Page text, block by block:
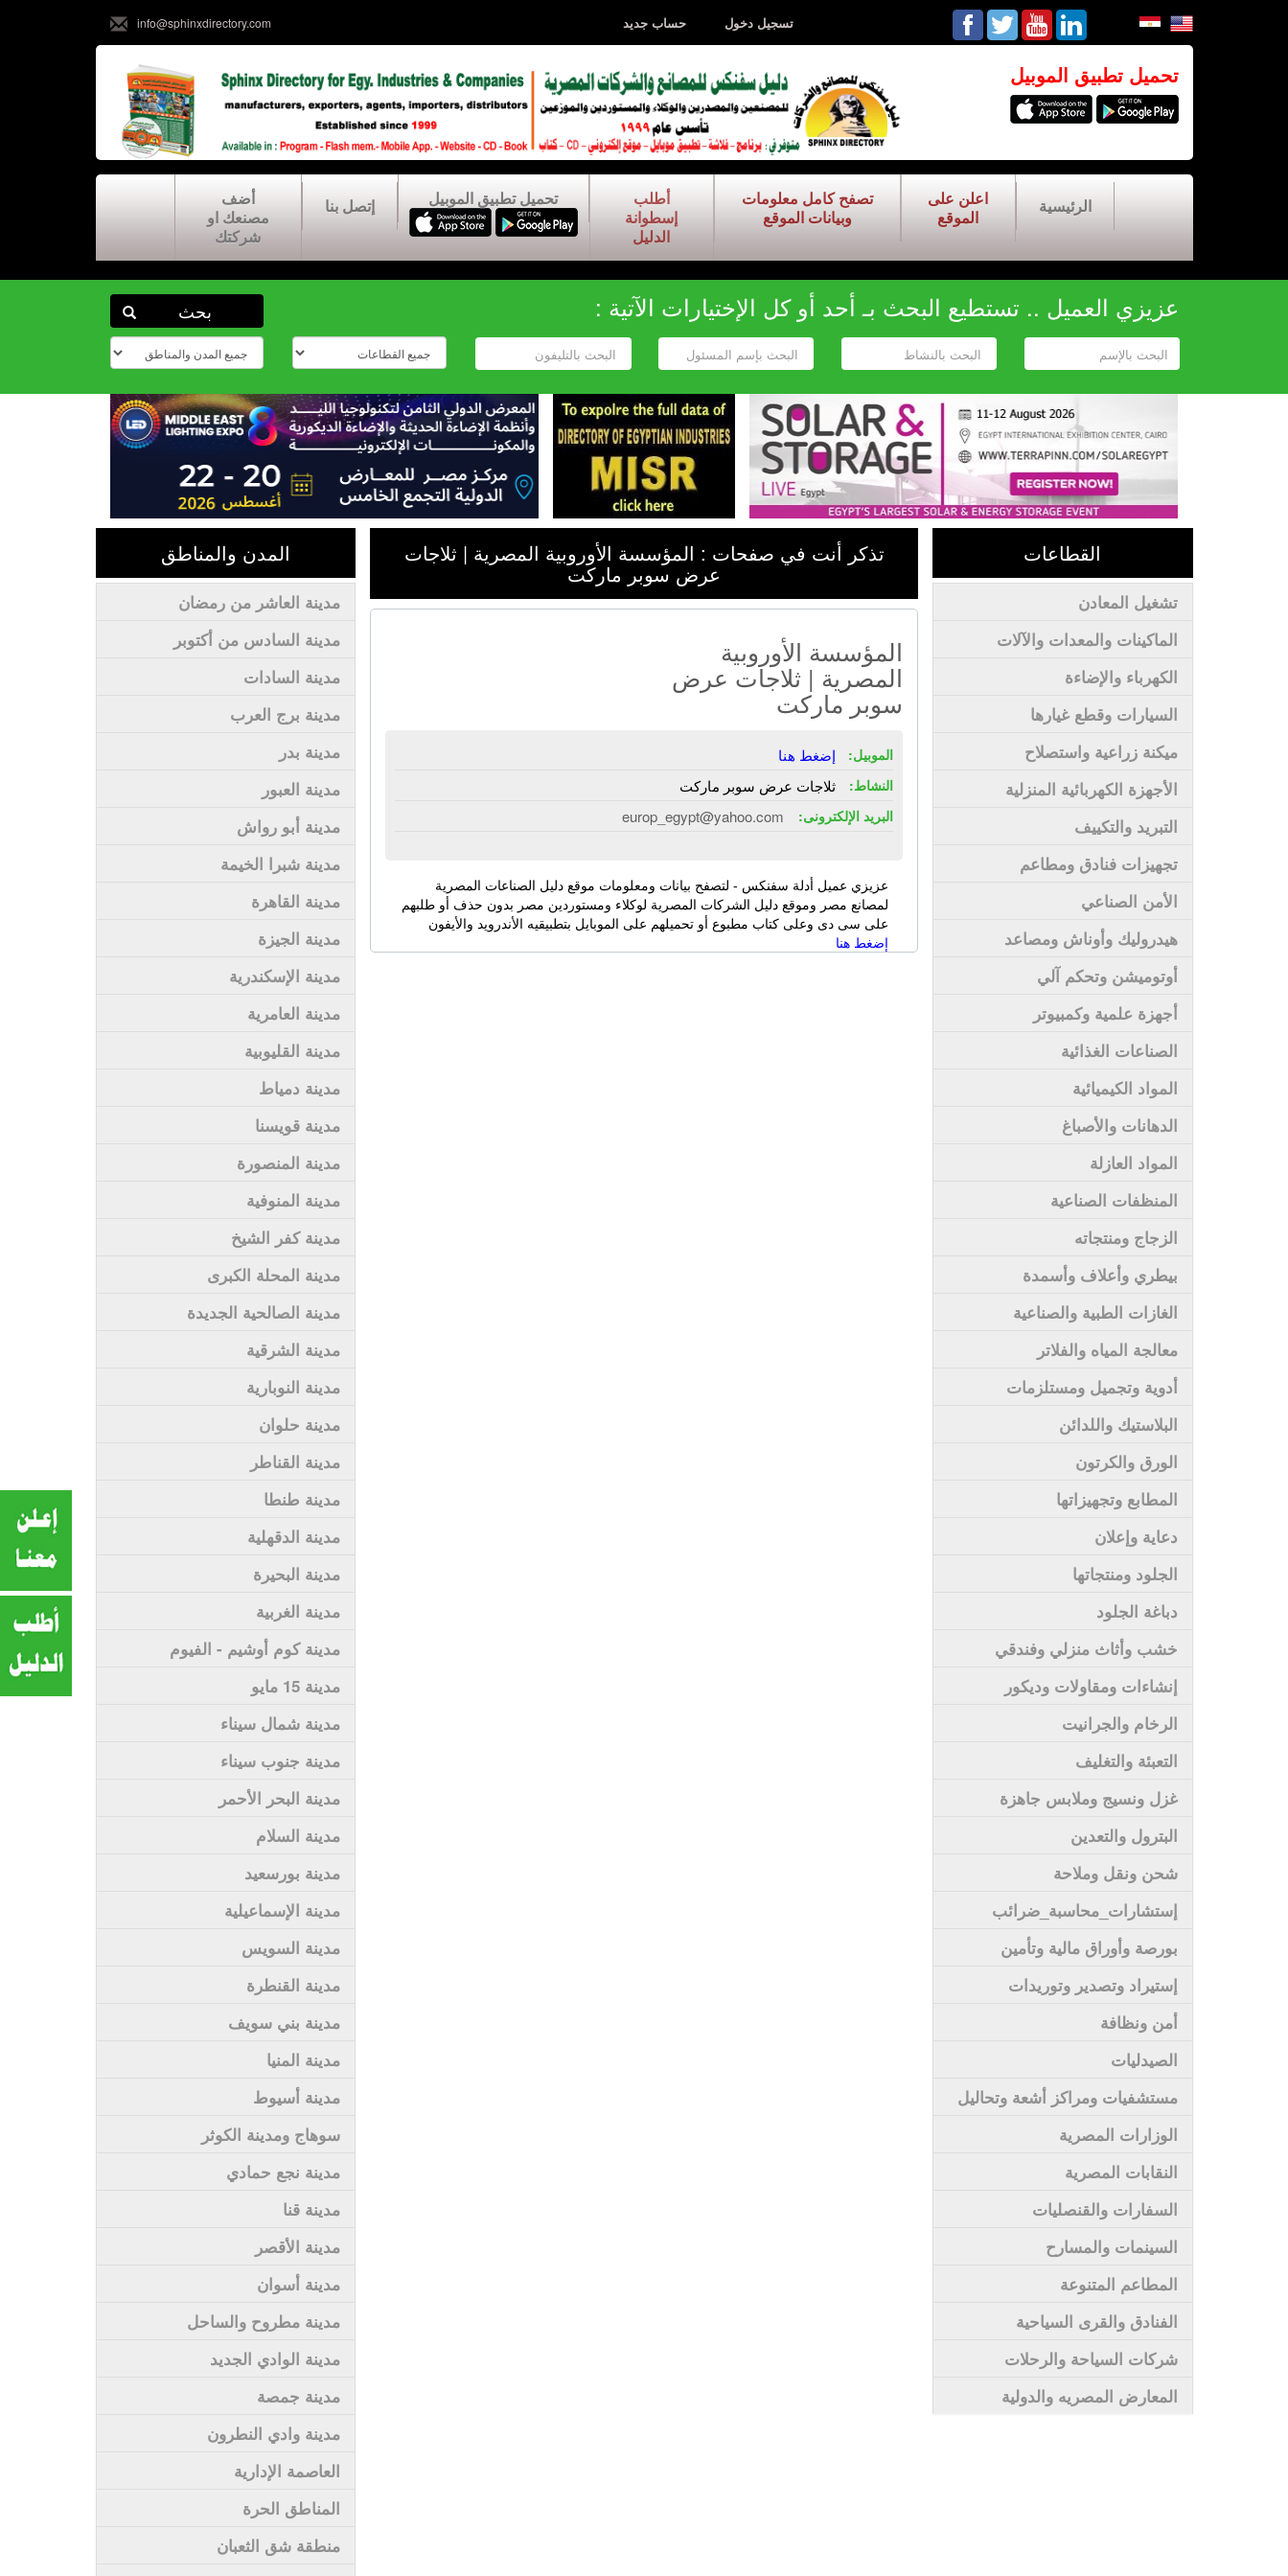
تسجيل دخول حساب جديد info@sphinxdirectory.com
تحميل تطبيق الموبيل
الرئيسية
اعلن على
الموقع
تصفح كامل معلومات
وبيانات الموقع
أطلب
إسطوانة
الدليل
تحميل تطبيق الموبيل إتصل بنا
أضف
مصنعك او
شركتك
عزيزي العميل .. تستطيع البحث بـ أحد أو كل الإختيارات الآتية :
القطاعات
تشغيل المعادن
الماكينات والمعدات والآلات
الكهرباء والإضاءة
السيارات وقطع غيارها
ميكنة زراعية واستصلاح
الأجهزة الكهربائية المنزلية
التبريد والتكييف
تجهيزات فنادق ومطاعم
الأمن الصناعي
هيدروليك وأوناش ومصاعد
أوتوميشن وتحكم آلي
أجهزة علمية وكمبيوتر
الصناعات الغذائية
المواد الكيميائية
الدهانات والأصباغ
المواد العازلة
المنظفات الصناعية
الزجاج ومنتجاته
بيطري وأعلاف وأسمدة
الغازات الطبية والصناعية
معالجة المياه والفلاتر
أدوية وتجميل ومستلزمات
البلاستيك واللدائن
الورق والكرتون
المطابع وتجهيزاتها
دعاية وإعلان
الجلود ومنتجاتها
دباغة الجلود
خشب وأثاث منزلي وفندقي
إنشاءات ومقاولات وديكور
الرخام والجرانيت
التعبئة والتغليف
غزل ونسيج وملابس جاهزة
البترول والتعدين
شحن ونقل وملاحة
إستشارات_محاسبة_ضرائب
بورصة وأوراق مالية وتأمين
إستيراد وتصدير وتوريدات
أمن ونظافة
الصيدليات
مستشفيات ومراكز أشعة وتحاليل
الوزارات المصرية
النقابات المصرية
السفارات والقنصليات
السينمات والمسارح
المطاعم المتنوعة
الفنادق والقرى السياحية
شركات السياحة والرحلات
المعارض المصريه والدولية
تذكر أنت في صفحات : المؤسسة الأوروبية المصرية | ثلاجات
عرض سوبر ماركت
المؤسسة الأوروبية
المصرية | ثلاجات عرض
سوبر ماركت
الموبيل: إضغط هنا
النشاط: ثلاجات عرض سوبر ماركت
البريد الإلكترونى: europ_egypt@yahoo.com
عزيزي عميل أدلة سفنكس - لتصفح بيانات ومعلومات موقع دليل الصناعات المصرية
لمصانع مصر وموقع دليل الشركات المصرية لوكلاء ومستوردين مصر بدون حذف أو طلبهم
على سى دى وعلى كتاب مطبوع أو تحميلهم على الموبايل بتطبيقيه الأندرويد والأيفون
إضغط هنا
المدن والمناطق
مدينة العاشر من رمضان
مدينة السادس من أكتوبر
مدينة السادات
مدينة برج العرب
مدينة بدر
مدينة العبور
مدينة أبو رواش
مدينة شبرا الخيمة
مدينة القاهرة
مدينة الجيزة
مدينة الإسكندرية
مدينة العامرية
مدينة القليوبية
مدينة دمياط
مدينة قويسنا
مدينة المنصورة
مدينة المنوفية
مدينة كفر الشيخ
مدينة المحلة الكبرى
مدينة الصالحية الجديدة
مدينة الشرقية
مدينة النوبارية
مدينة حلوان
مدينة القناطر
مدينة طنطا
مدينة الدقهلية
مدينة البحيرة
مدينة الغربية
مدينة كوم أوشيم - الفيوم
مدينة 15 مايو
مدينة شمال سيناء
مدينة جنوب سيناء
مدينة البحر الأحمر
مدينة السلام
مدينة بورسعيد
مدينة الإسماعيلية
مدينة السويس
مدينة القنطرة
مدينة بني سويف
مدينة المنيا
مدينة أسيوط
سوهاج ومدينة الكوثر
مدينة نجع حمادي
مدينة قنا
مدينة الأقصر
مدينة أسوان
مدينة مطروح والساحل
مدينة الوادي الجديد
مدينة جمصة
مدينة وادي النطرون
العاصمة الإدارية
المناطق الحرة
منطقة شق الثعبان